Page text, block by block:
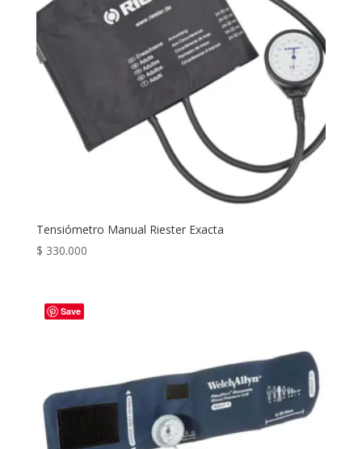
Tensiómetro Manual Riester Exacta
$ 330.000
Save